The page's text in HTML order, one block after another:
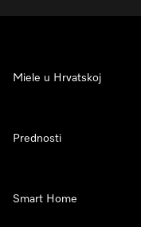
Miele u Hrvatskoj
Prednosti
Smart Home